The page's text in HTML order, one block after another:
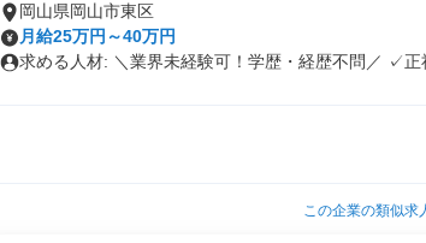
岡山県岡山市東区
月給25万円～40万円
求める人材: ＼業界未経験可！学歴・経歴不問／ ✓正
この企業の類似求